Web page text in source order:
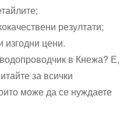
резултати;
изгодни цени.
в Кнежа? Е,
за всички
може да се нуждаете